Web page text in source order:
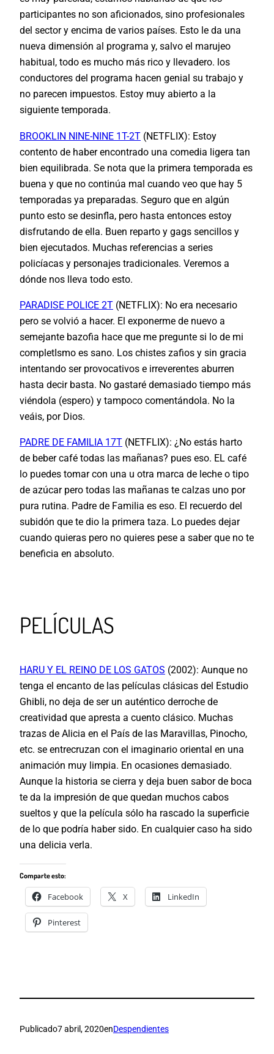
participantes no son aficionados, sino profesionales
del sector y encima de varios países. Esto le da una
nueva dimensión al programa y, salvo el marujeo
habitual, todo es mucho más rico y llevadero. los
conductores del programa hacen genial su trabajo y
no parecen impuestos. Estoy muy abierto a la
siguiente temporada.
BROOKLIN NINE-NINE 1T-2T (NETFLIX): Estoy
contento de haber encontrado una comedia ligera tan
bien equilibrada. Se nota que la primera temporada es
buena y que no continúa mal cuando veo que hay 5
temporadas ya preparadas. Seguro que en algún
punto esto se desinfla, pero hasta entonces estoy
disfrutando de ella. Buen reparto y gags sencillos y
bien ejecutados. Muchas referencias a series
policíacas y personajes tradicionales. Veremos a
dónde nos lleva todo esto.
PARADISE POLICE 2T (NETFLIX): No era necesario
pero se volvió a hacer. El exponerme de nuevo a
semejante bazofia hace que me pregunte si lo de mi
completIsmo es sano. Los chistes zafios y sin gracia
intentando ser provocativos e irreverentes aburren
hasta decir basta. No gastaré demasiado tiempo más
viéndola (espero) y tampoco comentándola. No la
veáis, por Dios.
PADRE DE FAMILIA 17T (NETFLIX): ¿No estás harto
de beber café todas las mañanas? pues eso. EL café
lo puedes tomar con una u otra marca de leche o tipo
de azúcar pero todas las mañanas te calzas uno por
pura rutina. Padre de Familia es eso. El recuerdo del
subidón que te dio la primera taza. Lo puedes dejar
cuando quieras pero no quieres pese a saber que no te
beneficia en absoluto.
PELÍCULAS
HARU Y EL REINO DE LOS GATOS (2002): Aunque no
tenga el encanto de las películas clásicas del Estudio
Ghibli, no deja de ser un auténtico derroche de
creatividad que apresta a cuento clásico. Muchas
trazas de Alicia en el País de las Maravillas, Pinocho,
etc. se entrecruzan con el imaginario oriental en una
animación muy limpia. En ocasiones demasiado.
Aunque la historia se cierra y deja buen sabor de boca
te da la impresión de que quedan muchos cabos
sueltos y que la película sólo ha rascado la superficie
de lo que podría haber sido. En cualquier caso ha sido
una delicia verla.
Comparte esto:
Facebook X LinkedIn
Pinterest
Publicado7 abril, 2020enDespendientes